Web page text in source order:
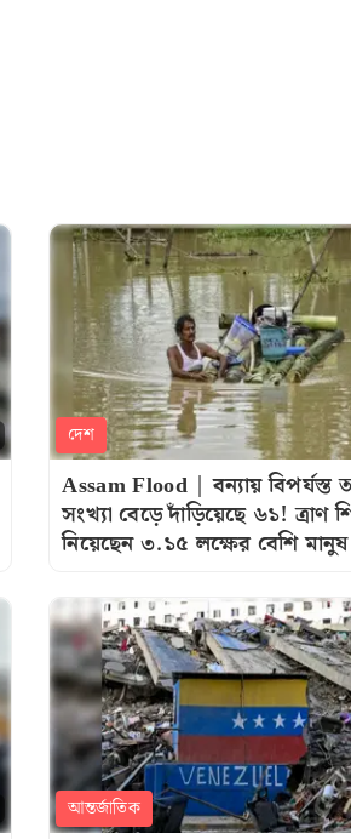
দেশ
Assam Flood | বন্যায়
সংখ্যা বেড়ে দাঁড়িয়েছে ৬১! ত্রাণ
নিয়েছেন ৩.১৫ লক্ষের বেশি
আন্তর্জাতিক